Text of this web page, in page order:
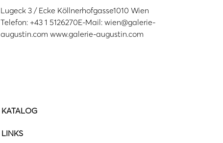
Lugeck 3 / Ecke Köllnerhofgasse1010 Wien
Telefon: +43 1 5126270E-Mail: wien@galerie-
augustin.com www.galerie-augustin.com
KATALOG
LINKS